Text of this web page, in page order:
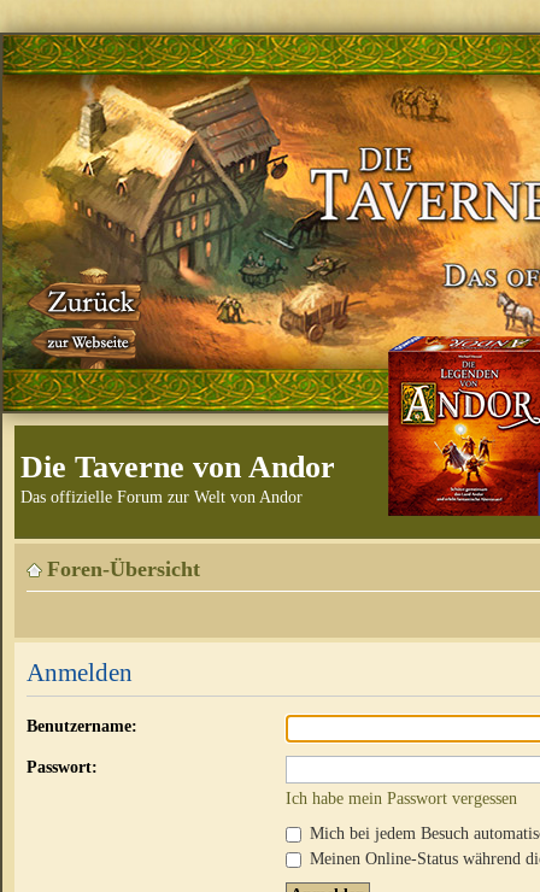
Die Taverne von Andor
Das offizielle Forum zur Welt von Andor
Foren-Übersicht
Anmelden
Benutzername:
Passwort:
Ich habe mein Passwort vergessen
Mich bei jedem Besuch
Meinen Online-Status während